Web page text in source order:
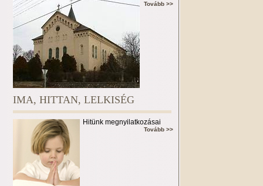
Tovább >>
IMA, HITTAN, LELKISÉG
Hitünk megnyilatkozásai
Tovább >>